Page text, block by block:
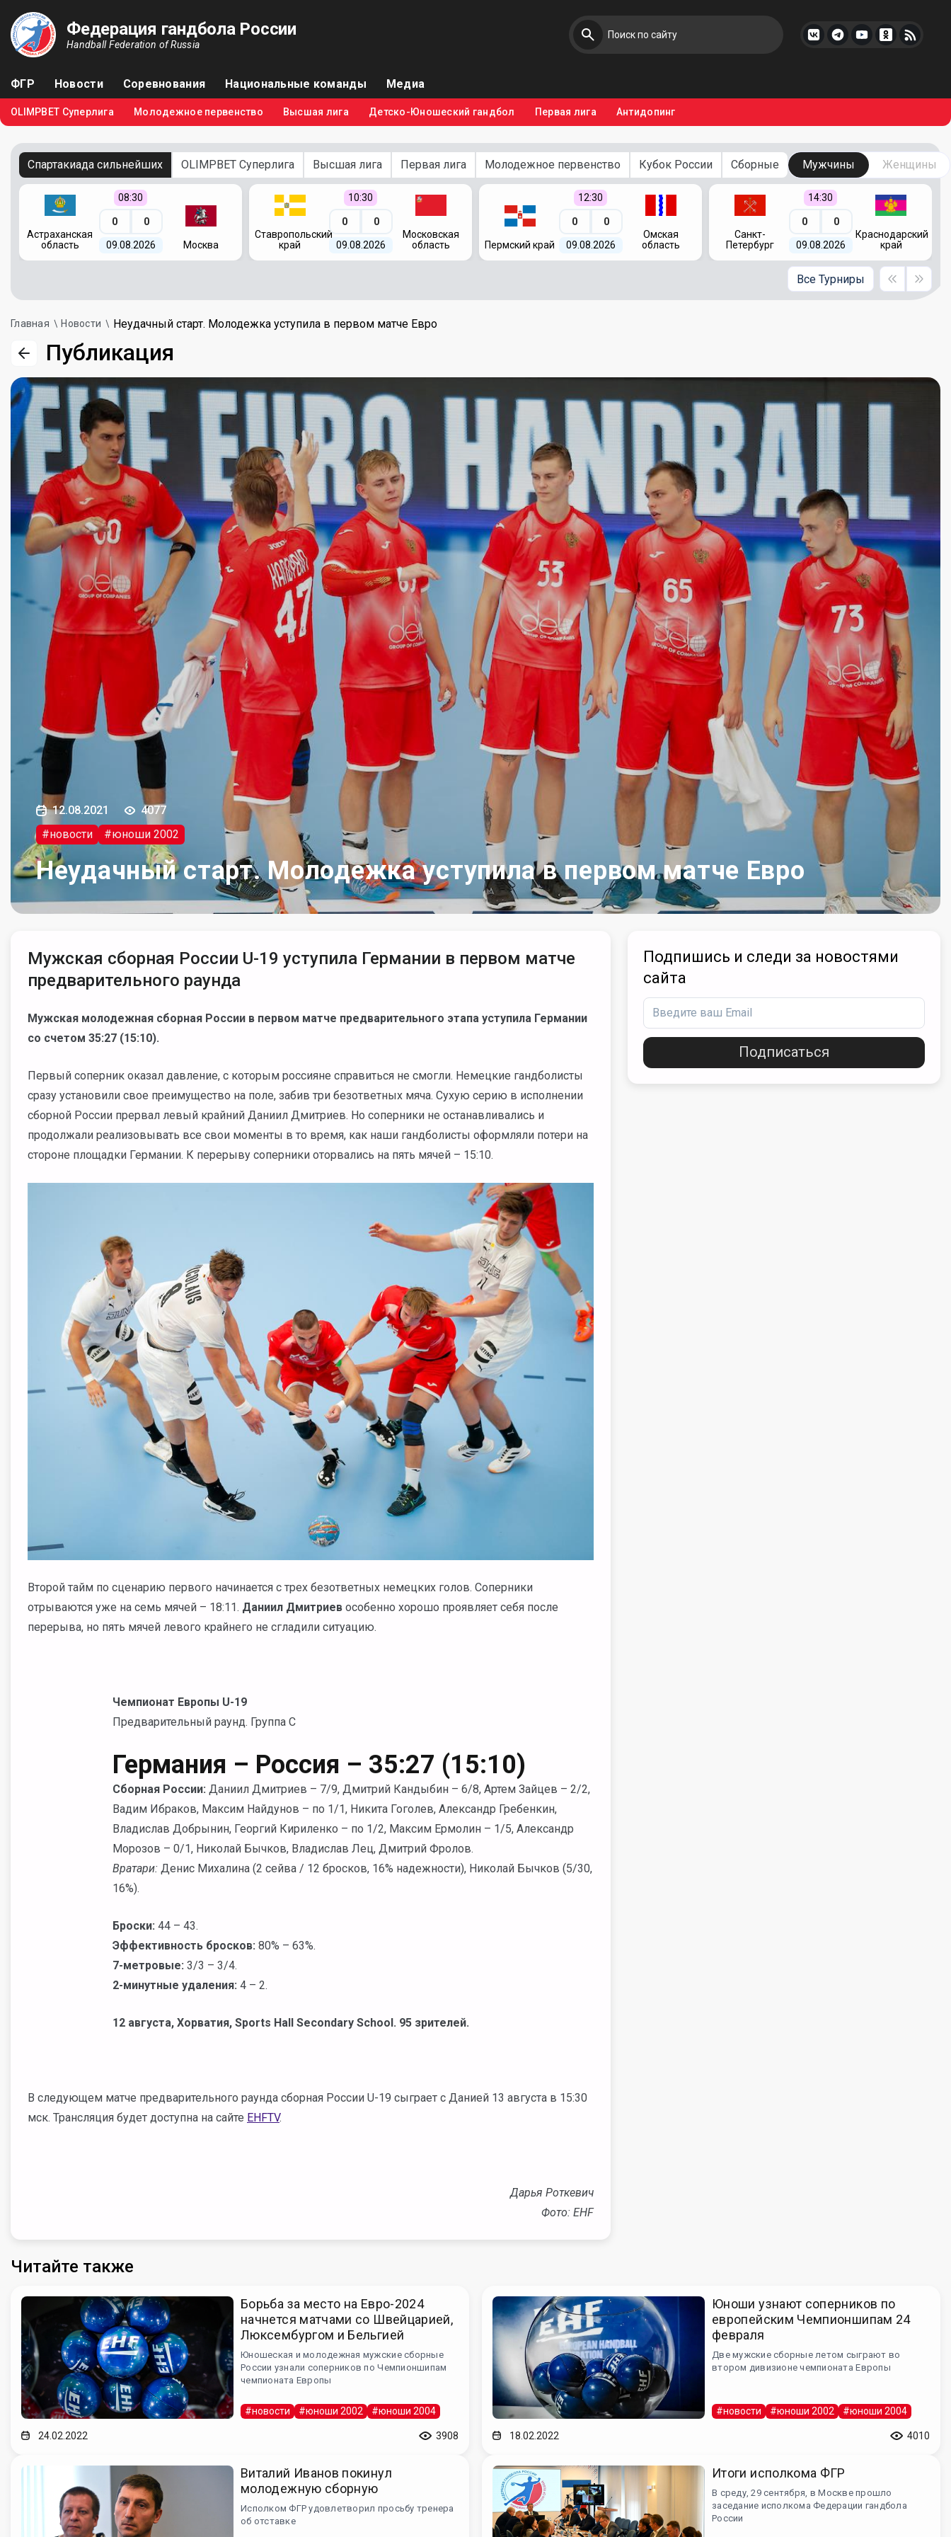
Федерация гандбола России
Handball Federation of Russia
ФГР Новости Соревнования Национальные команды Медиа
OLIMPBET Суперлига Молодежное первенство Высшая лига Детско-Юношеский гандбол Первая лига Антидопинг
Спартакиада сильнейших OLIMPBET Суперлига Высшая лига Первая лига Молодежное первенство Кубок России Сборные Мужчины Женщины
Астраханская
область
08:30
0 0
09.08.2026 Москва
Ставропольский
край
10:30
0 0
09.08.2026
Московская
область
Пермский край
12:30
0 0
09.08.2026
Омская
область
Санкт-
Петербург
14:30
0 0
09.08.2026
Краснодарский
край
Все Турниры
Главная Новости Неудачный старт. Молодежка уступила в первом матче Евро
Публикация
12.08.2021
4077
#новости
#юноши 2002
Неудачный старт. Молодежка уступила в первом матче Евро
Мужская сборная России U-19 уступила Германии в первом матче
предварительного раунда
Мужская молодежная сборная России в первом матче предварительного этапа уступила Германии
со счетом 35:27 (15:10).
Первый соперник оказал давление, с которым россияне справиться не смогли. Немецкие гандболисты
сразу установили свое преимущество на поле, забив три безответных мяча. Сухую серию в исполнении
сборной России прервал левый крайний Даниил Дмитриев. Но соперники не останавливались и
продолжали реализовывать все свои моменты в то время, как наши гандболисты оформляли потери на
стороне площадки Германии. К перерыву соперники оторвались на пять мячей – 15:10.
Второй тайм по сценарию первого начинается с трех безответных немецких голов. Соперники
отрываются уже на семь мячей – 18:11. Даниил Дмитриев особенно хорошо проявляет себя после
перерыва, но пять мячей левого крайнего не сгладили ситуацию.
Чемпионат Европы U-19
Предварительный раунд. Группа C
Германия – Россия – 35:27 (15:10)
Сборная России: Даниил Дмитриев – 7/9, Дмитрий Кандыбин – 6/8, Артем Зайцев – 2/2,
Вадим Ибраков, Максим Найдунов – по 1/1, Никита Гоголев, Александр Гребенкин,
Владислав Добрынин, Георгий Кириленко – по 1/2, Максим Ермолин – 1/5, Александр
Морозов – 0/1, Николай Бычков, Владислав Лец, Дмитрий Фролов.
Вратари: Денис Михалина (2 сейва / 12 бросков, 16% надежности), Николай Бычков (5/30,
16%).
Броски: 44 – 43.
Эффективность бросков: 80% – 63%.
7-метровые: 3/3 – 3/4.
2-минутные удаления: 4 – 2.
12 августа, Хорватия, Sports Hall Secondary School. 95 зрителей.
В следующем матче предварительного раунда сборная России U-19 сыграет с Данией 13 августа в 15:30
мск. Трансляция будет доступна на сайте EHFTV.
Дарья Роткевич
Фото: EHF
Подпишись и следи за новостями
сайта
Подписаться
Читайте также
Борьба за место на Евро-2024
начнется матчами со Швейцарией,
Люксембургом и Бельгией
Юношеская и молодежная мужские сборные
России узнали соперников по Чемпионшипам
чемпионата Европы
#новости #юноши 2002 #юноши 2004
24.02.2022 3908
Юноши узнают соперников по
европейским Чемпионшипам 24
февраля
Две мужские сборные летом сыграют во
втором дивизионе чемпионата Европы
#новости #юноши 2002 #юноши 2004
18.02.2022 4010
Виталий Иванов покинул
молодежную сборную
Исполком ФГР удовлетворил просьбу тренера
об отставке
Итоги исполкома ФГР
В среду, 29 сентября, в Москве прошло
заседание исполкома Федерации гандбола
России